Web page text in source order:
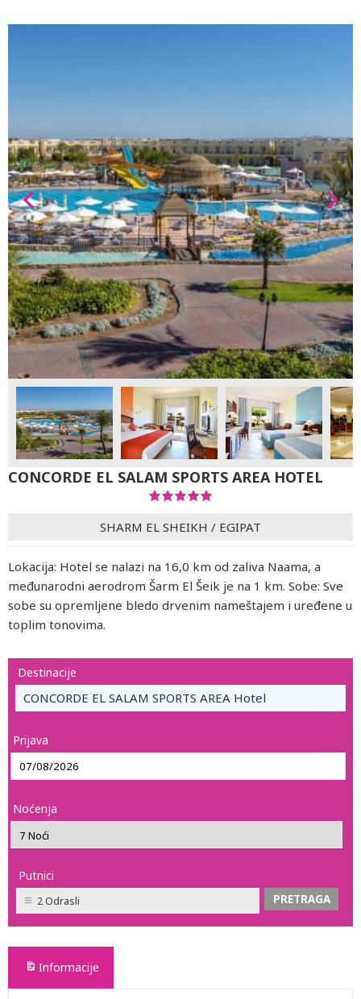
CONCORDE EL SALAM SPORTS AREA HOTEL
SHARM EL SHEIKH / EGIPAT
Lokacija: Hotel se nalazi na 16,0 km od zaliva Naama, a
međunarodni aerodrom Šarm El Šeik je na 1 km. Sobe: Sve
sobe su opremljene bledo drvenim nameštajem i uređene u
toplim tonovima.
Destinacije
CONCORDE EL SALAM SPORTS AREA Hotel
Prijava
Noćenja
Putnici
2 Odrasli
Informacije